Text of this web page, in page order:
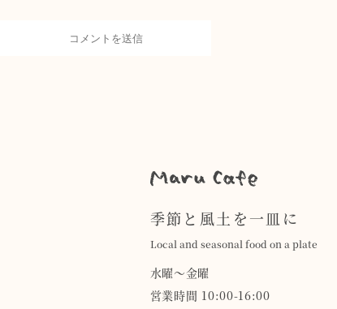
季節と風土を一皿に
Local and seasonal food on a plate
水曜〜金曜
営業時間 10:00-16:00